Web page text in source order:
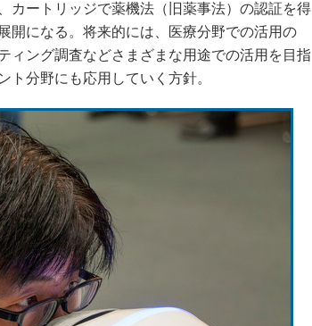
カートリッジで薬機法（旧薬事法）の認証を得
開になる。将来的には、医療分野での活用の
ィング調査などさまざまな用途での活用を目指
ト分野にも応用していく方針。